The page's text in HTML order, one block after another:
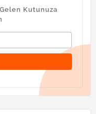
Gelen Kutunuza